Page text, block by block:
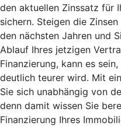
den aktuellen Zinssatz für
sichern. Steigen die
den nächsten Jahren und
Ablauf Ihres jetzigen
Finanzierung, kann es
deutlich teurer wird. Mit
Sie sich unabhängig von
denn damit wissen Sie
Finanzierung Ihres